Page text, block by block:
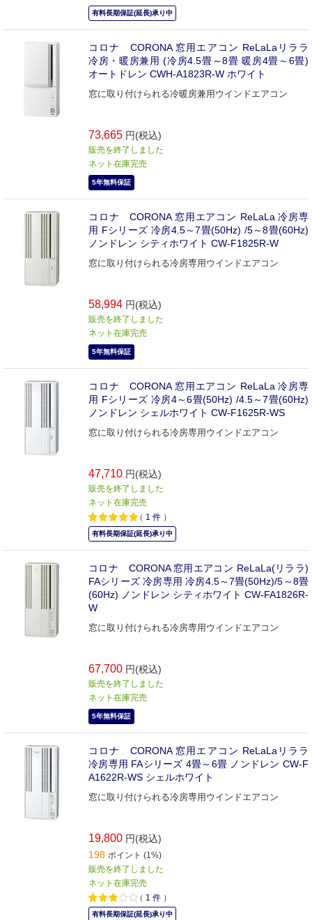
有料長期保証(延長)承り中
コロナ CORONA 窓用エアコン ReLaLaリララ
冷房・暖房兼用 (冷房4.5畳～8畳 暖房4畳～6畳)
オートドレン CWH-A1823R-W ホワイト
窓に取り付けられる冷暖房兼用ウインドエアコン
73,665 円(税込)
販売を終了しました
ネット在庫完売
5年無料保証
コロナ CORONA 窓用エアコン ReLaLa 冷房専
用 Fシリーズ 冷房4.5～7畳(50Hz) /5～8畳(60Hz)
ノンドレン シティホワイト CW-F1825R-W
窓に取り付けられる冷房専用ウインドエアコン
58,994 円(税込)
販売を終了しました
ネット在庫完売
5年無料保証
コロナ CORONA 窓用エアコン ReLaLa 冷房専
用 Fシリーズ 冷房4～6畳(50Hz) /4.5～7畳(60Hz)
ノンドレン シェルホワイト CW-F1625R-WS
窓に取り付けられる冷房専用ウインドエアコン
47,710 円(税込)
販売を終了しました
ネット在庫完売
（ 1 件 ）
有料長期保証(延長)承り中
コロナ CORONA 窓用エアコン ReLaLa(リララ)
FAシリーズ 冷房専用 冷房4.5～7畳(50Hz)/5～8畳
(60Hz) ノンドレン シティホワイト CW-FA1826R-
W
窓に取り付けられる冷房専用ウインドエアコン
67,700 円(税込)
販売を終了しました
ネット在庫完売
5年無料保証
コロナ CORONA 窓用エアコン ReLaLaリララ
冷房専用 FAシリーズ 4畳～6畳 ノンドレン CW-F
A1622R-WS シェルホワイト
窓に取り付けられる冷房専用ウインドエアコン
19,800 円(税込)
198 ポイント (1%)
販売を終了しました
ネット在庫完売
（ 1 件 ）
有料長期保証(延長)承り中